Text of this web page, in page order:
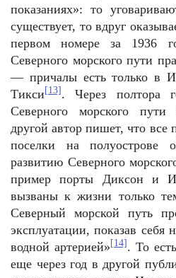
показаниях»: то
существует, то вдруг
первом номере за 1936
Северного морского пути
— причалы есть только в
Тикси [13] . Через полтора
Северного морского
другой автор пишет, что все
поселки на полуострове
развитию Северного
пример порты Диксон и
вызваны к жизни только
Северный морской путь
эксплуатации, показав себя
водной артерией»[14] . То
еще через год в другой